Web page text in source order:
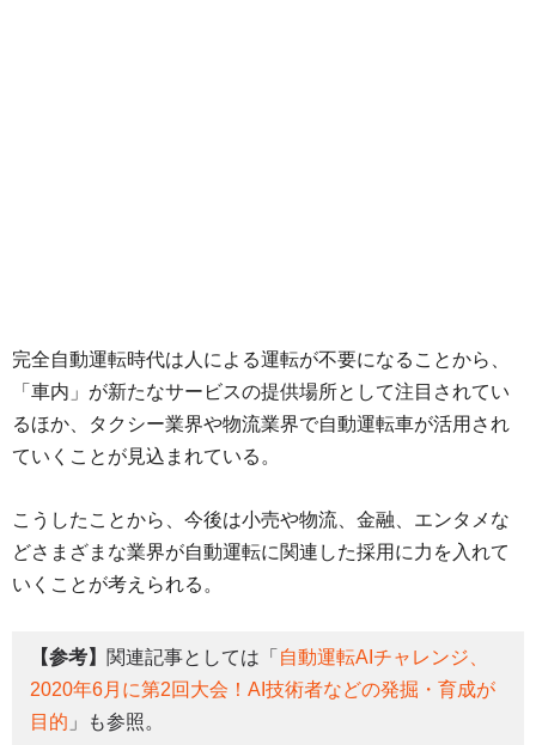
完全自動運転時代は人による運転が不要になることから、
「車内」が新たなサービスの提供場所として注目されてい
るほか、タクシー業界や物流業界で自動運転車が活用され
ていくことが見込まれている。
こうしたことから、今後は小売や物流、金融、エンタメな
どさまざまな業界が自動運転に関連した採用に力を入れて
いくことが考えられる。
【参考】 関連記事としては「 自動運転AIチャレンジ、
2020年6月に第2回大会！AI技術者などの発掘・育成が
目的 」も参照。